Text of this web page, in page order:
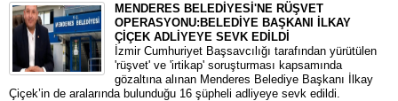
MENDERES BELEDİYESİ'NE RÜŞVET
OPERASYONU:BELEDİYE BAŞKANI İLKAY
ÇİÇEK ADLİYEYE SEVK EDİLDİ
​İzmir Cumhuriyet Başsavcılığı tarafından yürütülen
'rüşvet' ve 'irtikap' soruşturması kapsamında
gözaltına alınan Menderes Belediye Başkanı İlkay
Çiçek’in de aralarında bulunduğu 16 şüpheli adliyeye sevk edildi.